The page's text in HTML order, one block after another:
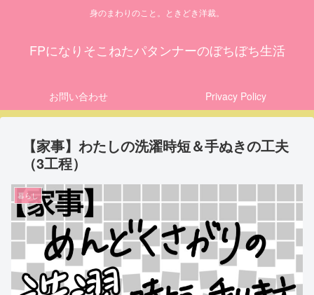
身のまわりのこと。ときどき洋裁。
FPになりそこねたパタンナーのぼちぼち生活
お問い合わせ Privacy Policy
【家事】わたしの洗濯時短＆手ぬきの工夫
（3工程）
暮らし